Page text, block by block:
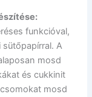
funkcióval,
A
mosd
és cukkinit
mosd